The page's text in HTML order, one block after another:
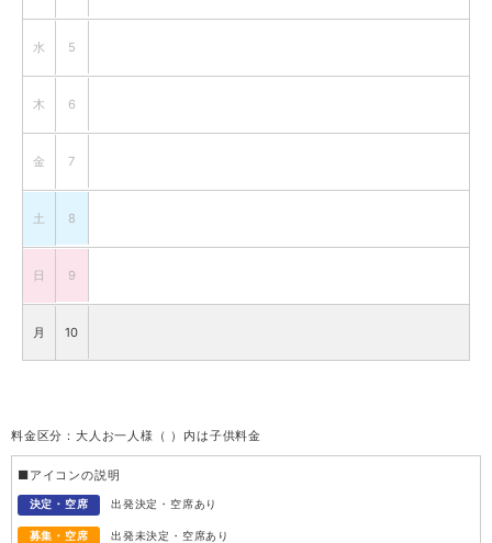
水 5
木 6
金 7
土 8
日 9
月 10
水 12
木 13
料金区分：大人お一人様（ ）内は子供料金
■アイコンの説明
決定・空席 出発決定・空席あり
募集・空席 出発未決定・空席あり